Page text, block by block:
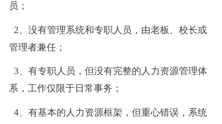
员；
2、没有管理系统和专职人员，由老板、校长或
管理者兼任；
3、有专职人员，但没有完整的人力资源管理体
系，工作仅限于日常事务；
4、有基本的人力资源框架，但重心错误，系统